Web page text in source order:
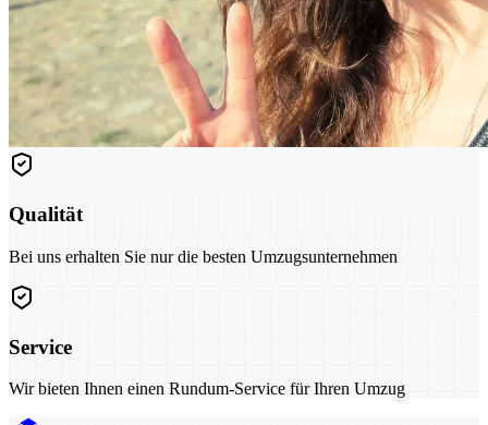
Qualität
Bei uns erhalten Sie nur die besten Umzugsunternehmen
Service
Wir bieten Ihnen einen Rundum-Service für Ihren Umzug